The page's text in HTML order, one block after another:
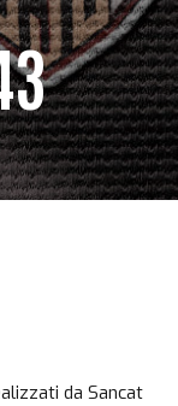
da Sancat